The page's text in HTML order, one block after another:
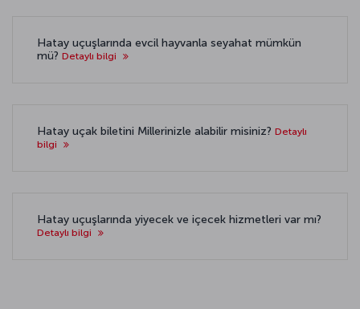
Hatay uçuşlarında evcil hayvanla seyahat mümkün
mü? Detaylı bilgi
Hatay uçak biletini Millerinizle alabilir misiniz? Detaylı
bilgi
Hatay uçuşlarında yiyecek ve içecek hizmetleri var mı?
Detaylı bilgi